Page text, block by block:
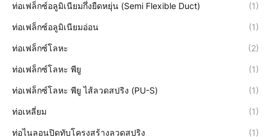
ท่อเฟล็กซ์อลูมิเนียมกึ่งยืดหยุ่น (Semi Flexible Duct) (1)
ท่อเฟล็กซ์อลูมิเนียมอ่อน (1)
ท่อเฟล็กซ์โลหะ (2)
ท่อเฟล็กซ์โลหะ พียู (1)
ท่อเฟล็กซ์โลหะ พียู ไส้ลวดสปริง (PU-S) (1)
ท่อเหลี่ยม (1)
ท่อไนลอนปิดทับโครงสร้างลวดสปริง (1)